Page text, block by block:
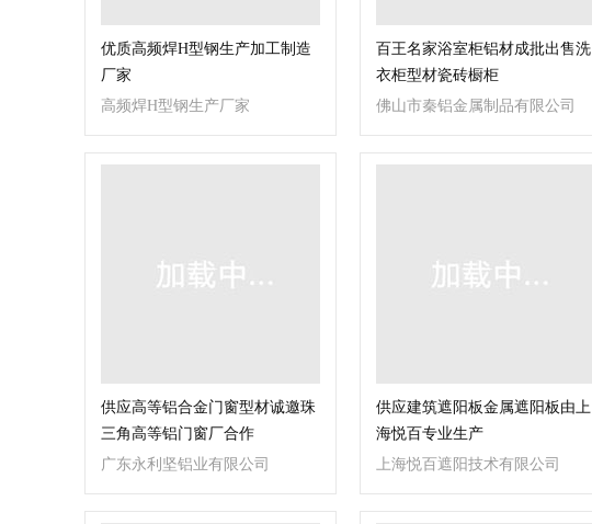
优质高频焊H型钢生产加工制造
厂家
高频焊H型钢生产厂家
百王名家浴室柜铝材成批出售洗
衣柜型材瓷砖橱柜
佛山市秦铝金属制品有限公司
供应高等铝合金门窗型材诚邀珠
三角高等铝门窗厂合作
广东永利坚铝业有限公司
供应建筑遮阳板金属遮阳板由上
海悦百专业生产
上海悦百遮阳技术有限公司